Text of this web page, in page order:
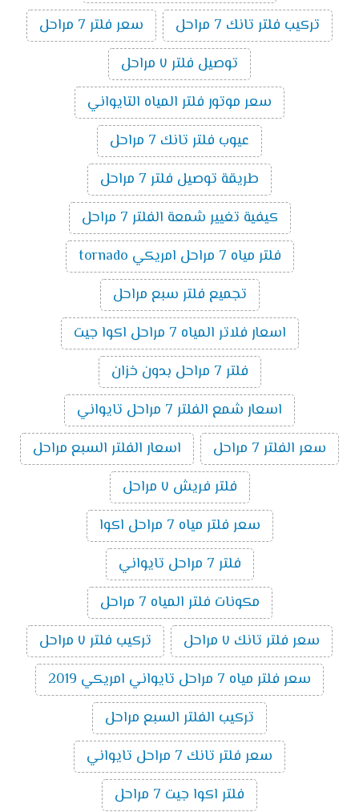
تركيب فلتر تانك 7 مراحل
سعر فلتر 7 مراحل
توصيل فلتر ٧ مراحل
سعر موتور فلتر المياه التايواني
عيوب فلتر تانك 7 مراحل
طريقة توصيل فلتر 7 مراحل
كيفية تغيير شمعة الفلتر 7 مراحل
فلتر مياه 7 مراحل امريكي tornado
تجميع فلتر سبع مراحل
اسعار فلاتر المياه 7 مراحل اكوا جيت
فلتر 7 مراحل بدون خزان
اسعار شمع الفلتر 7 مراحل تايواني
سعر الفلتر 7 مراحل
اسعار الفلتر السبع مراحل
فلتر فريش ٧ مراحل
سعر فلتر مياه 7 مراحل اكوا
فلتر 7 مراحل تايواني
مكونات فلتر المياه 7 مراحل
سعر فلتر تانك ٧ مراحل
تركيب فلتر ٧ مراحل
سعر فلتر مياه 7 مراحل تايواني امريكي 2019
تركيب الفلتر السبع مراحل
سعر فلتر تانك 7 مراحل تايواني
فلتر اكوا جيت 7 مراحل